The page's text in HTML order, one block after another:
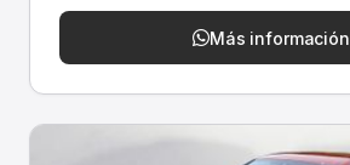
Más información